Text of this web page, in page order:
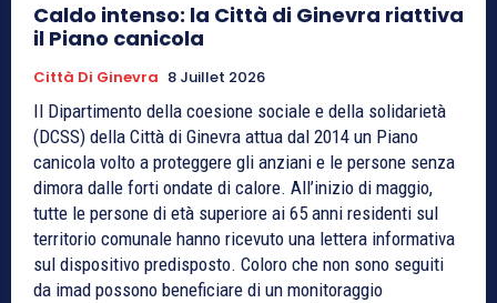
Caldo intenso: la Città di Ginevra riattiva
il Piano canicola
Città Di Ginevra 8 Juillet 2026
Il Dipartimento della coesione sociale e della solidarietà
(DCSS) della Città di Ginevra attua dal 2014 un Piano
canicola volto a proteggere gli anziani e le persone senza
dimora dalle forti ondate di calore. All’inizio di maggio,
tutte le persone di età superiore ai 65 anni residenti sul
territorio comunale hanno ricevuto una lettera informativa
sul dispositivo predisposto. Coloro che non sono seguiti
da imad possono beneficiare di un monitoraggio